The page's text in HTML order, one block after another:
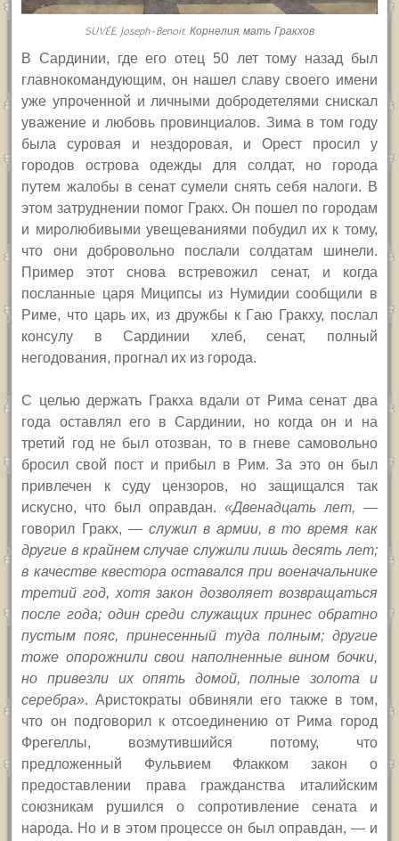
SUVÉE, Joseph-Benoit. Корнелия, мать Гракхов
В Сардинии, где его отец 50 лет тому назад был
главнокомандующим, он нашел славу своего имени
уже упроченной и личными добродетелями снискал
уважение и любовь провинциалов. Зима в том году
была суровая и нездоровая, и Орест просил у
городов острова одежды для солдат, но города
путем жалобы в сенат сумели снять себя налоги. В
этом затруднении помог Гракх. Он пошел по городам
и миролюбивыми увещеваниями побудил их к тому,
что они добровольно послали солдатам шинели.
Пример этот снова встревожил сенат, и когда
посланные царя Миципсы из Нумидии сообщили в
Риме, что царь их, из дружбы к Гаю Гракху, послал
консулу в Сардинии хлеб, сенат, полный
негодования, прогнал их из города.
С целью держать Гракха вдали от Рима сенат два
года оставлял его в Сардинии, но когда он и на
третий год не был отозван, то в гневе самовольно
бросил свой пост и прибыл в Рим. За это он был
привлечен к суду цензоров, но защищался так
искусно, что был оправдан. «Двенадцать лет, —
говорил Гракх, — служил в армии, в то время как
другие в крайнем случае служили лишь десять лет;
в качестве квестора оставался при военачальнике
третий год, хотя закон дозволяет возвращаться
после года; один среди служащих принес обратно
пустым пояс, принесенный туда полным; другие
тоже опорожнили свои наполненные вином бочки,
но привезли их опять домой, полные золота и
серебра». Аристократы обвиняли его также в том,
что он подговорил к отсоединению от Рима город
Фрегеллы, возмутившийся потому, что
предложенный Фульвием Флакком закон о
предоставлении права гражданства италийским
союзникам рушился о сопротивление сената и
народа. Но и в этом процессе он был оправдан, — и